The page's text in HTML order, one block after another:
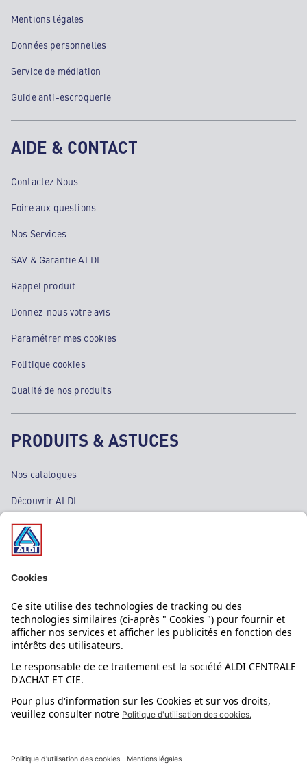
Mentions légales
Données personnelles
Service de médiation
Guide anti-escroquerie
AIDE & CONTACT
Contactez Nous
Foire aux questions
Nos Services
SAV & Garantie ALDI
Rappel produit
Donnez-nous votre avis
Paramétrer mes cookies
Politique cookies
Qualité de nos produits
PRODUITS & ASTUCES
Nos catalogues
Découvrir ALDI
Nos bons plans
Nos rayons
Nos marques
Nos astuces
Évènements
L'application mobile